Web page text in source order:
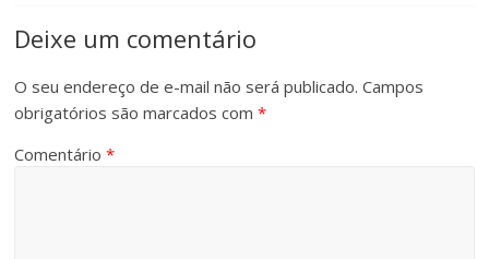
Deixe um comentário
O seu endereço de e-mail não será publicado. Campos
obrigatórios são marcados com*
Comentário*